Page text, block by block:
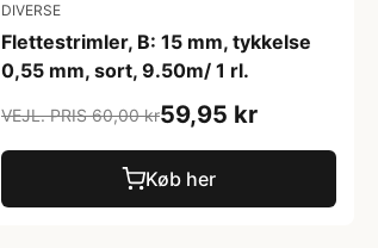
DIVERSE
Flettestrimler, B: 15 mm, tykkelse
0,55 mm, sort, 9.50m/ 1 rl.
VEJL. PRIS 60,00 kr59,95 kr
Køb her